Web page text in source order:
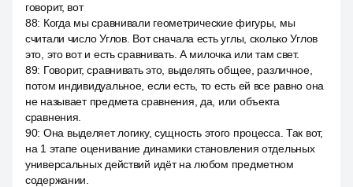
говорит, вот
88: Когда мы сравнивали геометрические фигуры, мы
считали число Углов. Вот сначала есть углы, сколько Углов
это, это вот и есть сравнивать. А милочка или там свет.
89: Говорит, сравнивать это, выделять общее, различное,
потом индивидуальное, если есть, то есть ей все равно она
не называет предмета сравнения, да, или объекта
сравнения.
90: Она выделяет логику, сущность этого процесса. Так вот,
на 1 этапе оценивание динамики становления отдельных
универсальных действий идёт на любом предметном
содержании.